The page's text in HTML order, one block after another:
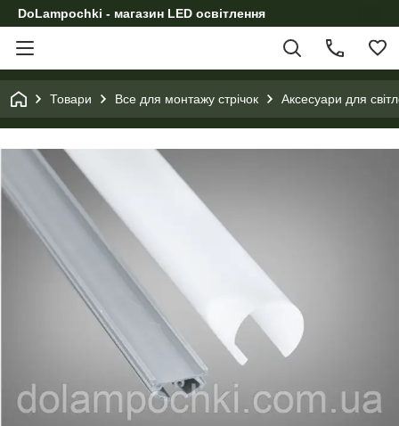
DoLampochki - магазин LED освітлення
Товари Все для монтажу стрічок Аксесуари для